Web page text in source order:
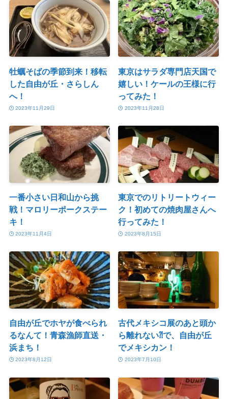
牡蠣そばの季節到来！移転
した自由が丘・さらしん
へ！
2023年11月29日
東京はサラダ専門店天国で
嬉しい！ケールの王様に行
ってみた！
2023年11月28日
一番小さい日和山から挑
戦！マロリーポークステー
キ！
2023年11月4日
東京でのリトリートウィー
ク！初めての焼肉屋さんへ
行ってみた！
2023年8月15日
自由が丘でホヤが食べられ
るなんて！青森漁師直送・
浜まち！
2023年8月12日
古代メキシコ展のあと頭か
ら離れない⁈で、自由が丘
でメキシカン！
2023年7月10日